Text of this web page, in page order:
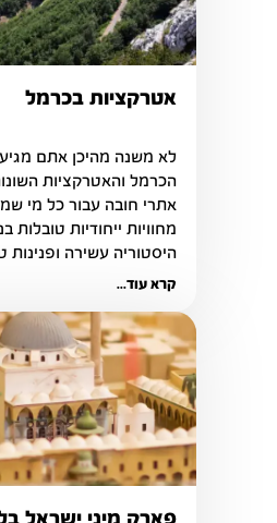
אטרקציות בכרמל
היסטוריה עשירה ופנינות
קרא עוד...